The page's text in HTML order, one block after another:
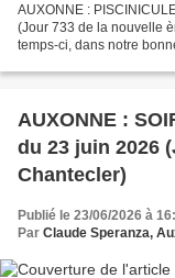
AUXONNE :
(Jour 733 de la nouvelle
temps-ci, dans notre
AUXONNE :
du 23 juin 2026
Chantecler)
Publié le 23/06/2026 à
Par Claude Speranza,